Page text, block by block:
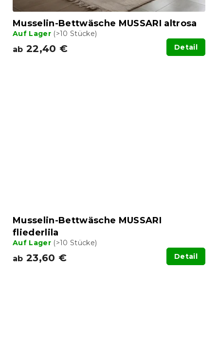
Musselin-Bettwäsche MUSSARI altrosa
Auf Lager (>10 Stücke)
ab 22,40 € Detail
Musselin-Bettwäsche MUSSARI
fliederlila
Auf Lager (>10 Stücke)
ab 23,60 € Detail